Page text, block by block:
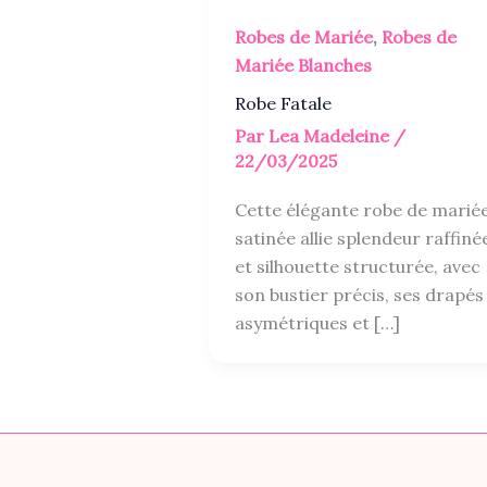
Robes de Mariée, Robes de
Mariée Blanches
Robe Fatale
Par Lea Madeleine /
22/03/2025
Cette élégante robe de
satinée allie splendeur
et silhouette structurée, avec
son bustier précis, ses drapés
asymétriques et […]